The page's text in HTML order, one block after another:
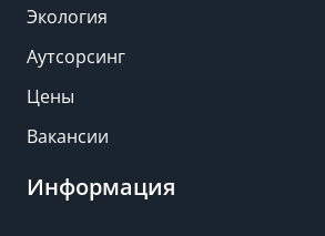
Экология
Аутсорсинг
Цены
Вакансии
Информация